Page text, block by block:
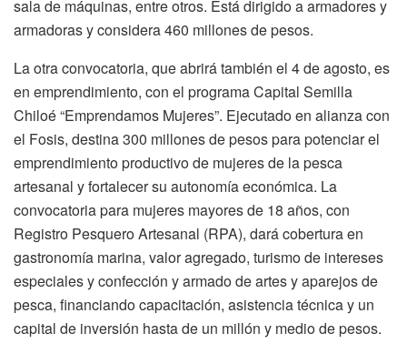
sala de máquinas, entre otros. Está dirigido a armadores y
armadoras y considera 460 millones de pesos.
La otra convocatoria, que abrirá también el 4 de agosto, es
en emprendimiento, con el programa Capital Semilla
Chiloé “Emprendamos Mujeres”. Ejecutado en alianza con
el Fosis, destina 300 millones de pesos para potenciar el
emprendimiento productivo de mujeres de la pesca
artesanal y fortalecer su autonomía económica. La
convocatoria para mujeres mayores de 18 años, con
Registro Pesquero Artesanal (RPA), dará cobertura en
gastronomía marina, valor agregado, turismo de intereses
especiales y confección y armado de artes y aparejos de
pesca, financiando capacitación, asistencia técnica y un
capital de inversión hasta de un millón y medio de pesos.